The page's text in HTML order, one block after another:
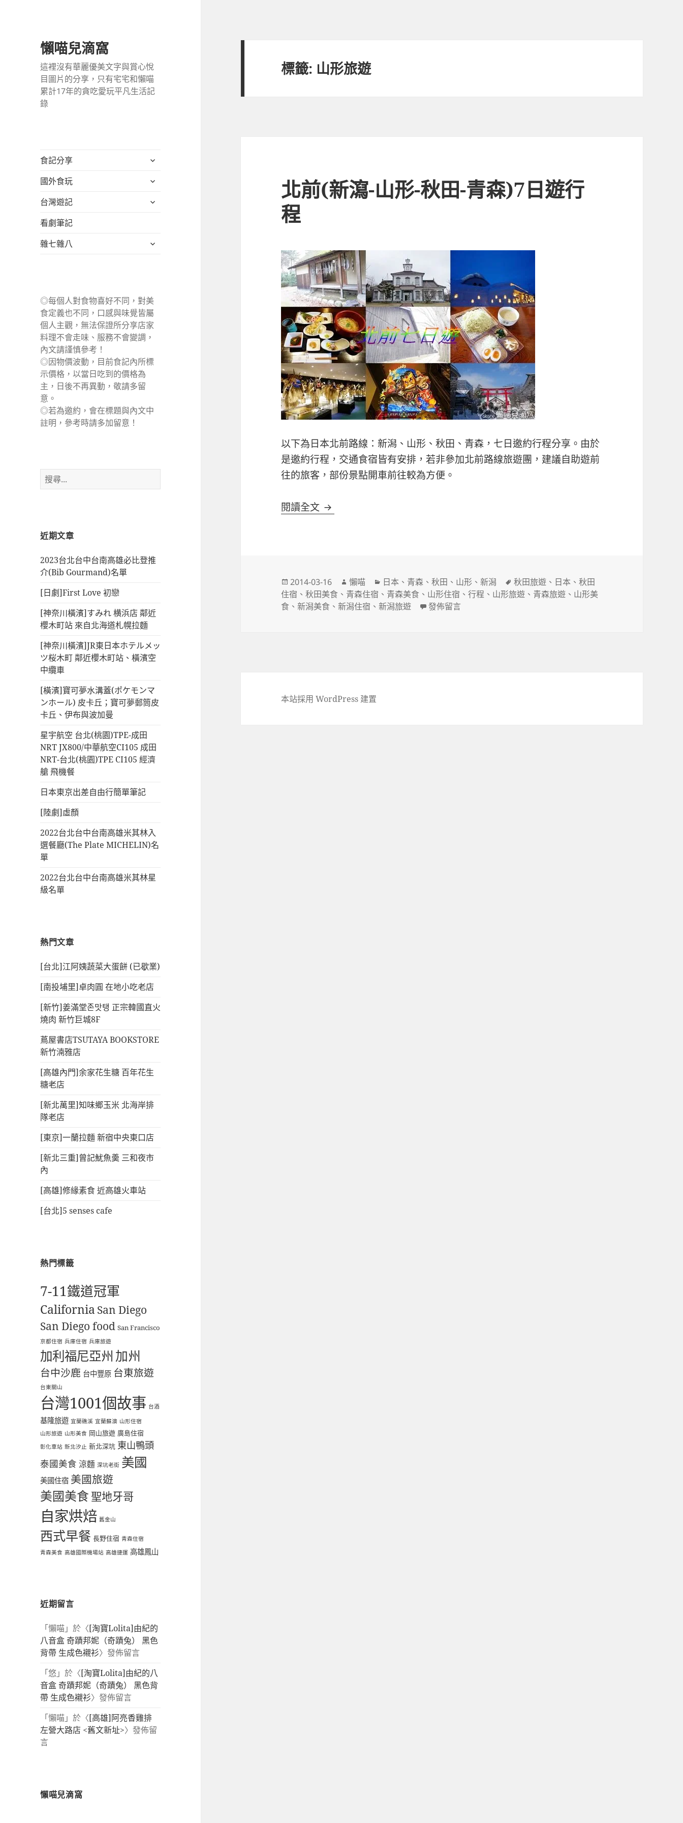
懶喵兒滴窩
這裡沒有華麗優美文字與賞心悅
目圖片的分享，只有宅宅和懶喵
累計17年的貪吃愛玩平凡生活記
錄
食記分享
展
子
單
國外食玩
展
子
台灣遊記
展
單
看劇筆記
雜七雜八
展
◎每個人對食物喜好不同，對美
食定義也不同，口感與味覺皆屬
個人主觀，無法保證所分享店家
料理不會走味、服務不會變調，
內文請謹慎參考！
◎因物價波動，目前食記內所標
示價格，以當日吃到的價格為
主，日後不再異動，敬請多留
意。
◎若為邀約，會在標題與內文中
註明，參考時請多加留意！
搜
尋
近期文章
2023台北台中台南高雄必比登推
介(Bib Gourmand)名單
[日劇]First Love 初戀
[神奈川橫濱]すみれ 横浜店 鄰近
櫻木町站 來自北海道札幌拉麵
[神奈川橫濱]JR東日本ホテルメッ
ツ桜木町 鄰近櫻木町站、橫濱空
中纜車
[橫濱]寶可夢水溝蓋(ポケモンマ
ンホール) 皮卡丘；寶可夢郵筒皮
卡丘、伊布與波加曼
星宇航空 台北(桃園)TPE-成田
NRT JX800/中華航空CI105 成田
NRT-台北(桃園)TPE CI105 經濟
艙 飛機餐
日本東京出差自由行簡單筆記
[陸劇]虛顏
2022台北台中台南高雄米其林入
選餐廳(The Plate MICHELIN)名
單
2022台北台中台南高雄米其林星
級名單
熱門文章
[台北]江阿姨蔬菜大蛋餅 (已歇業)
[南投埔里]卓肉圓 在地小吃老店
[新竹]姜滿堂존맛탱 正宗韓國直火
燒肉 新竹巨城8F
蔦屋書店TSUTAYA BOOKSTORE
新竹湳雅店
[高雄內門]余家花生糖 百年花生
糖老店
[新北萬里]知味鄉玉米 北海岸排
隊老店
[東京]一蘭拉麵 新宿中央東口店
[新北三重]曾記魷魚羮 三和夜市
內
[高雄]修緣素食 近高雄火車站
[台北]5 senses cafe
熱門標籤
7-11鐵道冠軍
California San Diego
San Diego food San Francisco
京都住宿 兵庫住宿 兵庫旅遊
加利福尼亞州 加州
台中沙鹿 台中豐原 台東旅遊
台東關山
台灣1001個故事 台酒
基隆旅遊 宜蘭礁溪 宜蘭蘇澳 山形住宿
山形旅遊 山形美食 岡山旅遊 廣島住宿
彰化車站 新北汐止 新北深坑 東山鴨頭
泰國美食 涼麵 深坑老街 美國
美國住宿 美國旅遊
美國美食 聖地牙哥
自家烘焙 舊金山
西式早餐 長野住宿 青森住宿
青森美食 高雄國際機場站 高雄捷運 高雄鳳山
近期留言
「懶喵」於〈[淘寶Lolita]由紀的
八音盒 奇蹟邦妮（奇蹟兔） 黑色
背帶 生成色襯衫〉發佈留言
「悠」於〈[淘寶Lolita]由紀的八
音盒 奇蹟邦妮（奇蹟兔） 黑色背
帶 生成色襯衫〉發佈留言
「懶喵」於〈[高雄]阿亮香雞排
左營大路店 <舊文新址>〉發佈留
言
懶喵兒滴窩
標籤: 山形旅遊
北前(新瀉-山形-秋田-青森)7日遊行
程
以下為日本北前路線：新潟、山形、秋田、青森，七日邀約行程分享。由於
是邀約行程，交通食宿皆有安排，若非參加北前路線旅遊團，建議自助遊前
往的旅客，部份景點開車前往較為方便。
閱讀全文 北前(新瀉-山形-秋田-青森)7日遊行程
發
佈
日
2014-03-16
作
者
懶喵
分
類
日本 、 青森 、秋田 、 山形 、新潟
標
籤
秋田旅遊 、 日本 、秋田
住宿 、秋田美食 、 青森住宿 、 青森美食 、 山形住宿 、行程 、 山形旅遊 、 青森旅遊 、 山形美
食 、新潟美食 、新潟住宿 、新潟旅遊 在〈北前(新瀉-山形-秋田-青森)7日遊行程〉
發佈留言
本站採用 WordPress 建置